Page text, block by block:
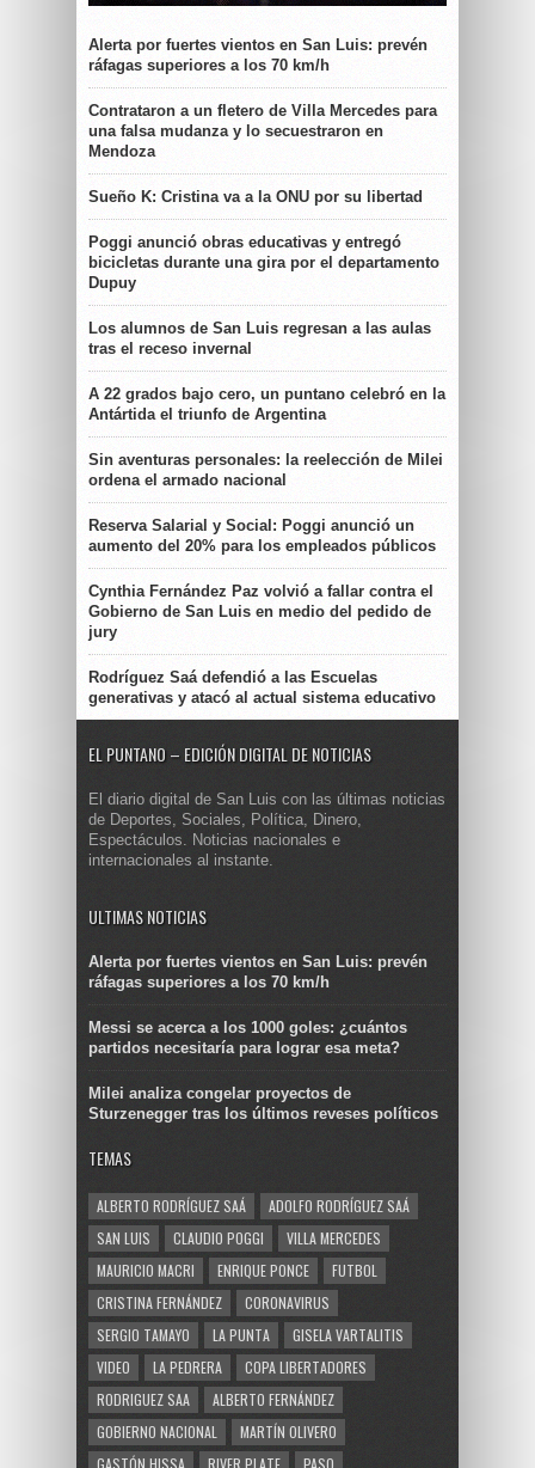
Alerta por fuertes vientos en San Luis: prevén
ráfagas superiores a los 70 km/h
Contrataron a un fletero de Villa Mercedes para
una falsa mudanza y lo secuestraron en
Mendoza
Sueño K: Cristina va a la ONU por su libertad
Poggi anunció obras educativas y entregó
bicicletas durante una gira por el departamento
Dupuy
Los alumnos de San Luis regresan a las aulas
tras el receso invernal
A 22 grados bajo cero, un puntano celebró en la
Antártida el triunfo de Argentina
Sin aventuras personales: la reelección de Milei
ordena el armado nacional
Reserva Salarial y Social: Poggi anunció un
aumento del 20% para los empleados públicos
Cynthia Fernández Paz volvió a fallar contra el
Gobierno de San Luis en medio del pedido de
jury
Rodríguez Saá defendió a las Escuelas
generativas y atacó al actual sistema educativo
EL PUNTANO – EDICIÓN DIGITAL DE NOTICIAS
El diario digital de San Luis con las últimas noticias
de Deportes, Sociales, Política, Dinero,
Espectáculos. Noticias nacionales e
internacionales al instante.
ULTIMAS NOTICIAS
Alerta por fuertes vientos en San Luis: prevén
ráfagas superiores a los 70 km/h
Messi se acerca a los 1000 goles: ¿cuántos
partidos necesitaría para lograr esa meta?
Milei analiza congelar proyectos de
Sturzenegger tras los últimos reveses políticos
TEMAS
ALBERTO RODRÍGUEZ SAÁ
ADOLFO RODRÍGUEZ SAÁ
SAN LUIS
CLAUDIO POGGI
VILLA MERCEDES
MAURICIO MACRI
ENRIQUE PONCE
FUTBOL
CRISTINA FERNÁNDEZ
CORONAVIRUS
SERGIO TAMAYO
LA PUNTA
GISELA VARTALITIS
VIDEO
LA PEDRERA
COPA LIBERTADORES
RODRIGUEZ SAA
ALBERTO FERNÁNDEZ
GOBIERNO NACIONAL
MARTÍN OLIVERO
GASTÓN HISSA
RIVER PLATE PASO